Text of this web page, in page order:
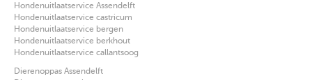
Hondenuitlaatservice Assendelft
Hondenuitlaatservice castricum
Hondenuitlaatservice bergen
Hondenuitlaatservice berkhout
Hondenuitlaatservice callantsoog
Dierenoppas Assendelft